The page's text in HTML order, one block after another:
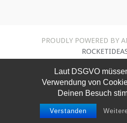
Laut DSGVO
Verwendung von
Deinen Besuch
Verstanden
PROUDLY POWERED BY